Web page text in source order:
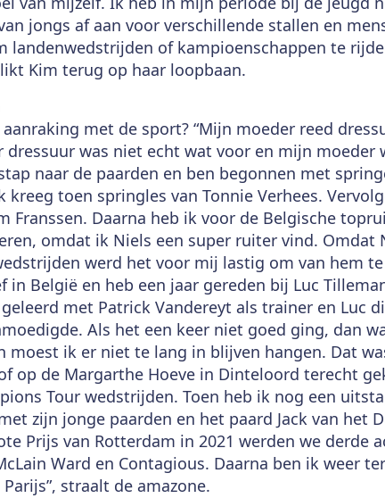
jongs af aan voor verschillende stallen en
landenwedstrijden of kampioenschappen te
Kim terug op haar loopbaan.
met de sport? “Mijn moeder reed
dressuur was niet echt wat voor en mijn moeder
naar de paarden en ben begonnen met
kreeg toen springles van Tonnie Verhees.
Franssen. Daarna heb ik voor de Belgische
omdat ik Niels een super ruiter vind. Omdat
werd het voor mij lastig om van hem
in België en heb een jaar gereden bij Luc
met Patrick Vandereyt als trainer en Luc
Als het een keer niet goed ging, dan
moest ik er niet te lang in blijven hangen. Dat
op de Margarthe Hoeve in Dinteloord terecht
Tour wedstrijden. Toen heb ik nog een
zijn jonge paarden en het paard Jack van het
Prijs van Rotterdam in 2021 werden we derde
Ward en Contagious. Daarna ben ik weer
straalt de amazone.